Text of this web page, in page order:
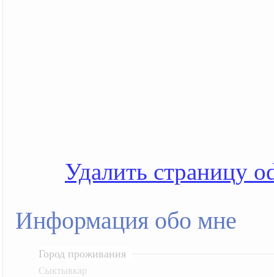
Удалить страницу
Информация обо мне
Город проживания
Сыктывкар